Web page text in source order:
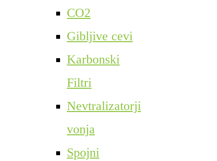
CO2
Gibljive cevi
Karbonski
Filtri
Nevtralizatorji
vonja
Spojni